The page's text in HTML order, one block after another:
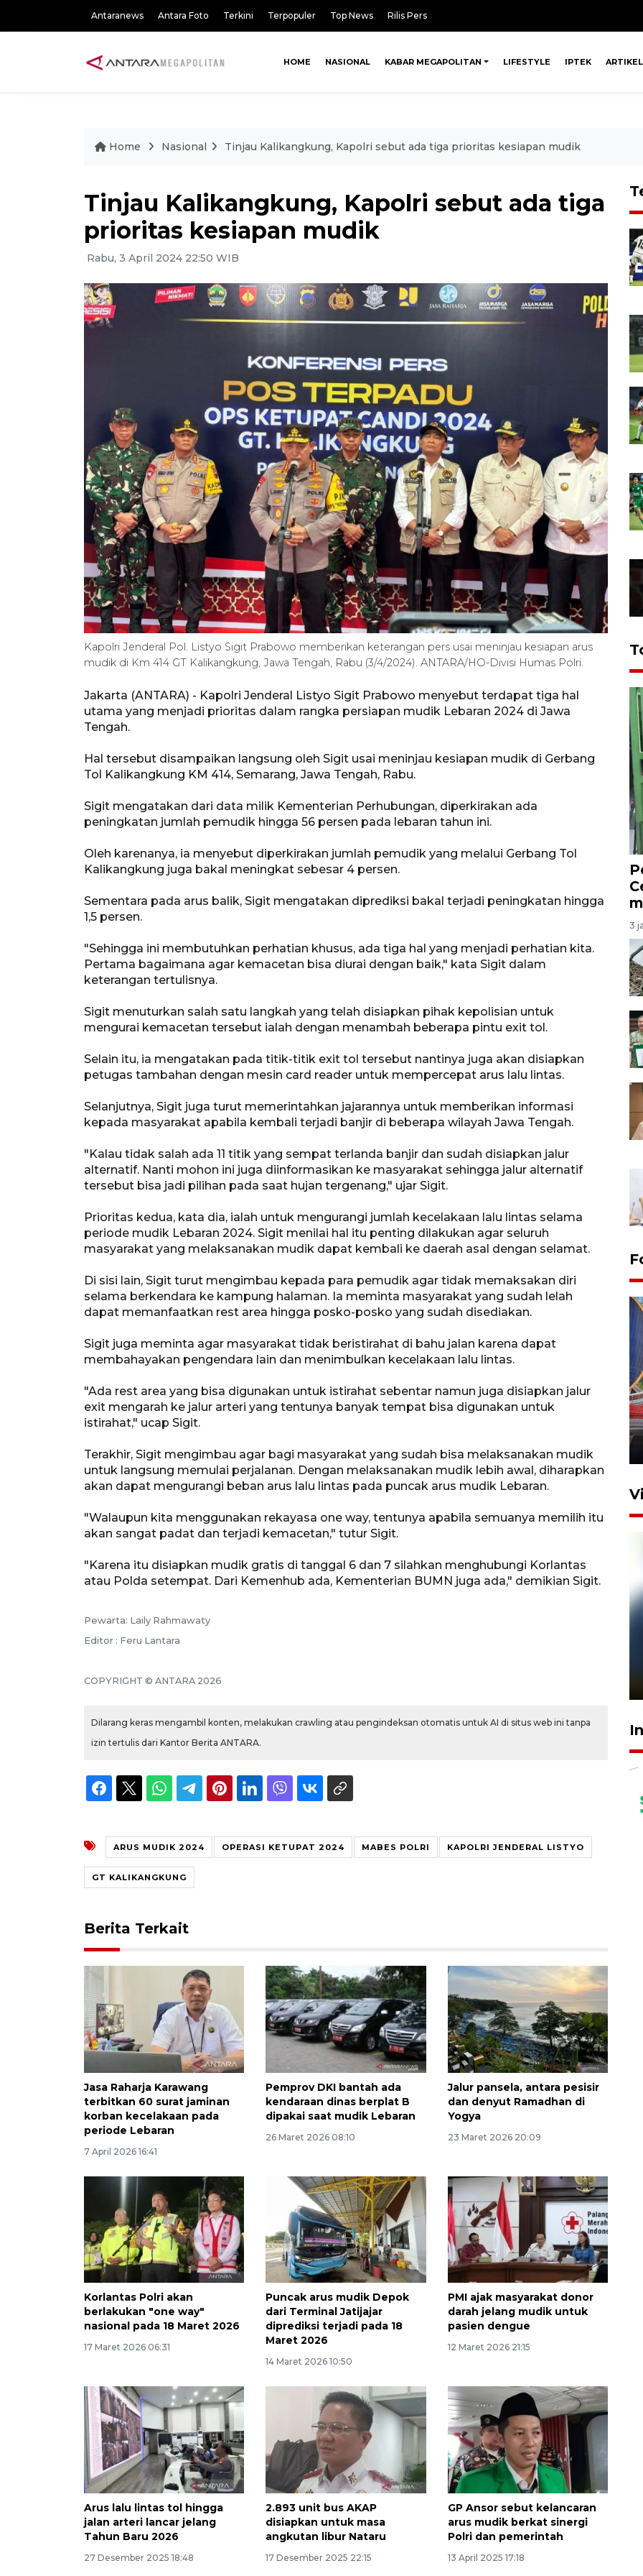
Antaranews Antara Foto Terkini Terpopuler Top News Rilis Pers
HOME NASIONAL KABAR MEGAPOLITAN LIFESTYLE IPTEK ARTIKEL
Home Nasional Tinjau Kalikangkung, Kapolri sebut ada tiga prioritas kesiapan mudik
Tinjau Kalikangkung, Kapolri sebut ada tiga
prioritas kesiapan mudik
Rabu, 3 April 2024 22:50 WIB
Kapolri Jenderal Pol. Listyo Sigit Prabowo memberikan keterangan pers usai meninjau kesiapan arus
mudik di Km 414 GT Kalikangkung, Jawa Tengah, Rabu (3/4/2024). ANTARA/HO-Divisi Humas Polri.
Jakarta (ANTARA) - Kapolri Jenderal Listyo Sigit Prabowo menyebut terdapat tiga hal
utama yang menjadi prioritas dalam rangka persiapan mudik Lebaran 2024 di Jawa
Tengah.
Hal tersebut disampaikan langsung oleh Sigit usai meninjau kesiapan mudik di Gerbang
Tol Kalikangkung KM 414, Semarang, Jawa Tengah, Rabu.
Sigit mengatakan dari data milik Kementerian Perhubungan, diperkirakan ada
peningkatan jumlah pemudik hingga 56 persen pada lebaran tahun ini.
Oleh karenanya, ia menyebut diperkirakan jumlah pemudik yang melalui Gerbang Tol
Kalikangkung juga bakal meningkat sebesar 4 persen.
Sementara pada arus balik, Sigit mengatakan diprediksi bakal terjadi peningkatan hingga
1,5 persen.
"Sehingga ini membutuhkan perhatian khusus, ada tiga hal yang menjadi perhatian kita.
Pertama bagaimana agar kemacetan bisa diurai dengan baik," kata Sigit dalam
keterangan tertulisnya.
Sigit menuturkan salah satu langkah yang telah disiapkan pihak kepolisian untuk
mengurai kemacetan tersebut ialah dengan menambah beberapa pintu exit tol.
Selain itu, ia mengatakan pada titik-titik exit tol tersebut nantinya juga akan disiapkan
petugas tambahan dengan mesin card reader untuk mempercepat arus lalu lintas.
Selanjutnya, Sigit juga turut memerintahkan jajarannya untuk memberikan informasi
kepada masyarakat apabila kembali terjadi banjir di beberapa wilayah Jawa Tengah.
"Kalau tidak salah ada 11 titik yang sempat terlanda banjir dan sudah disiapkan jalur
alternatif. Nanti mohon ini juga diinformasikan ke masyarakat sehingga jalur alternatif
tersebut bisa jadi pilihan pada saat hujan tergenang," ujar Sigit.
Prioritas kedua, kata dia, ialah untuk mengurangi jumlah kecelakaan lalu lintas selama
periode mudik Lebaran 2024. Sigit menilai hal itu penting dilakukan agar seluruh
masyarakat yang melaksanakan mudik dapat kembali ke daerah asal dengan selamat.
Di sisi lain, Sigit turut mengimbau kepada para pemudik agar tidak memaksakan diri
selama berkendara ke kampung halaman. Ia meminta masyarakat yang sudah lelah
dapat memanfaatkan rest area hingga posko-posko yang sudah disediakan.
Sigit juga meminta agar masyarakat tidak beristirahat di bahu jalan karena dapat
membahayakan pengendara lain dan menimbulkan kecelakaan lalu lintas.
"Ada rest area yang bisa digunakan untuk istirahat sebentar namun juga disiapkan jalur
exit mengarah ke jalur arteri yang tentunya banyak tempat bisa digunakan untuk
istirahat," ucap Sigit.
Terakhir, Sigit mengimbau agar bagi masyarakat yang sudah bisa melaksanakan mudik
untuk langsung memulai perjalanan. Dengan melaksanakan mudik lebih awal, diharapkan
akan dapat mengurangi beban arus lalu lintas pada puncak arus mudik Lebaran.
"Walaupun kita menggunakan rekayasa one way, tentunya apabila semuanya memilih itu
akan sangat padat dan terjadi kemacetan," tutur Sigit.
"Karena itu disiapkan mudik gratis di tanggal 6 dan 7 silahkan menghubungi Korlantas
atau Polda setempat. Dari Kemenhub ada, Kementerian BUMN juga ada," demikian Sigit.
Pewarta: Laily Rahmawaty
Editor : Feru Lantara
COPYRIGHT © ANTARA 2026
Dilarang keras mengambil konten, melakukan crawling atau pengindeksan otomatis untuk AI di situs web ini tanpa
izin tertulis dari Kantor Berita ANTARA.
ARUS MUDIK 2024 OPERASI KETUPAT 2024 MABES POLRI KAPOLRI JENDERAL LISTYO
GT KALIKANGKUNG
Berita Terkait
Jasa Raharja Karawang
terbitkan 60 surat jaminan
korban kecelakaan pada
periode Lebaran
7 April 2026 16:41
Pemprov DKI bantah ada
kendaraan dinas berplat B
dipakai saat mudik Lebaran
26 Maret 2026 08:10
Jalur pansela, antara pesisir
dan denyut Ramadhan di
Yogya
23 Maret 2026 20:09
Korlantas Polri akan
berlakukan "one way"
nasional pada 18 Maret 2026
17 Maret 2026 06:31
Puncak arus mudik Depok
dari Terminal Jatijajar
diprediksi terjadi pada 18
Maret 2026
14 Maret 2026 10:50
PMI ajak masyarakat donor
darah jelang mudik untuk
pasien dengue
12 Maret 2026 21:15
Arus lalu lintas tol hingga
jalan arteri lancar jelang
Tahun Baru 2026
27 Desember 2025 18:48
2.893 unit bus AKAP
disiapkan untuk masa
angkutan libur Nataru
17 Desember 2025 22:15
GP Ansor sebut kelancaran
arus mudik berkat sinergi
Polri dan pemerintah
13 April 2025 17:18
3
Komisi V DPR tinjau
perlintasan sebidang di
Awas penipuan berbasis AI
2026-08-07 13:45:00